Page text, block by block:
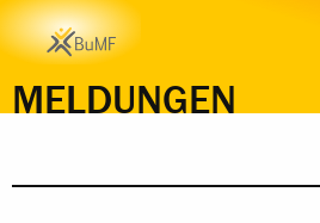
MELDUNGEN